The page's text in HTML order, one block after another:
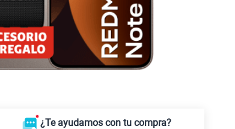
¿Te ayudamos con tu compra?